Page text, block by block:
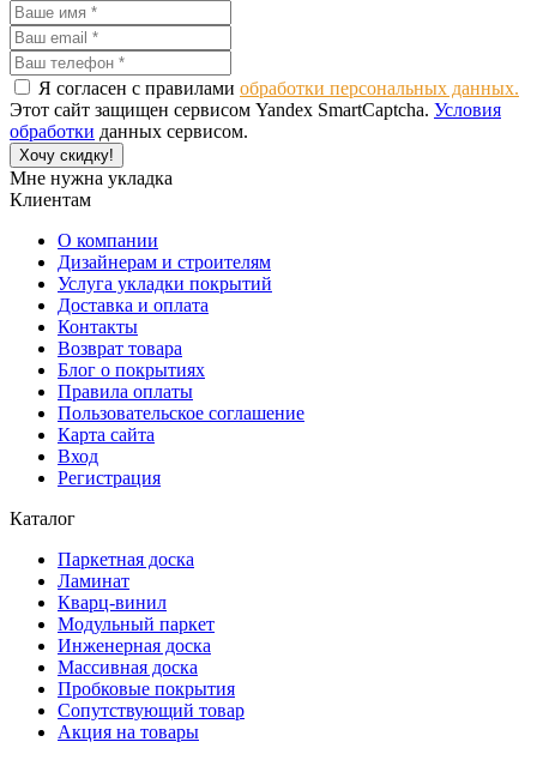
Я согласен с правилами обработки персональных данных.
Этот сайт защищен сервисом Yandex SmartCaptcha. Условия
обработки данных сервисом.
Хочу скидку!
Мне нужна укладка
Клиентам
О компании
Дизайнерам и строителям
Услуга укладки покрытий
Доставка и оплата
Контакты
Возврат товара
Блог о покрытиях
Правила оплаты
Пользовательское соглашение
Карта сайта
Вход
Регистрация
Каталог
Паркетная доска
Ламинат
Кварц-винил
Модульный паркет
Инженерная доска
Массивная доска
Пробковые покрытия
Сопутствующий товар
Акция на товары